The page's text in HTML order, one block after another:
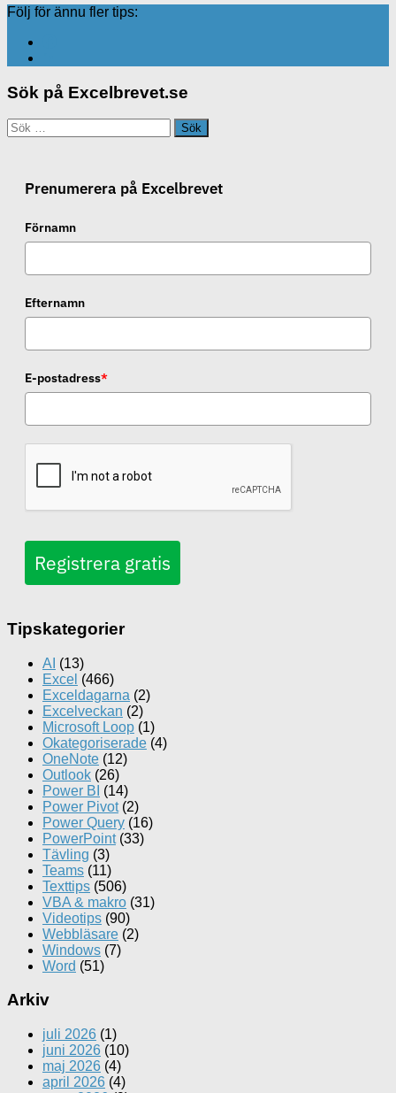
Följ för ännu fler tips:
Sök på Excelbrevet.se
Sök
efter:
Prenumerera på Excelbrevet
Förnamn
Efternamn
E-postadress*
Registrera gratis
Tipskategorier
AI (13)
Excel (466)
Exceldagarna (2)
Excelveckan (2)
Microsoft Loop (1)
Okategoriserade (4)
OneNote (12)
Outlook (26)
Power BI (14)
Power Pivot(2)
Power Query (16)
PowerPoint(33)
Tävling (3)
Teams (11)
Texttips (506)
VBA & makro (31)
Videotips (90)
Webbläsare (2)
Windows (7)
Word (51)
Arkiv
juli 2026 (1)
juni 2026 (10)
maj 2026 (4)
april 2026 (4)